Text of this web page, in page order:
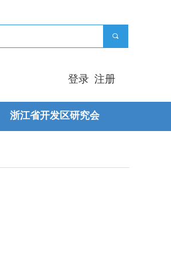
浙江省开发区研究会
끠
登录 注册